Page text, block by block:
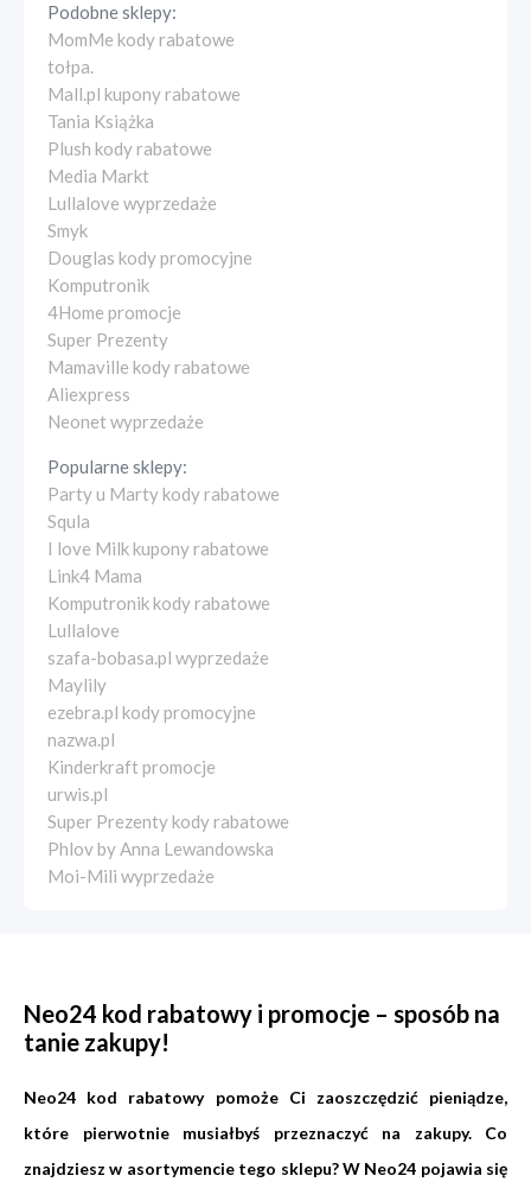
Podobne sklepy:
MomMe kody rabatowe
tołpa.
Mall.pl kupony rabatowe
Tania Książka
Plush kody rabatowe
Media Markt
Lullalove wyprzedaże
Smyk
Douglas kody promocyjne
Komputronik
4Home promocje
Super Prezenty
Mamaville kody rabatowe
Aliexpress
Neonet wyprzedaże
Popularne sklepy:
Party u Marty kody rabatowe
Squla
I love Milk kupony rabatowe
Link4 Mama
Komputronik kody rabatowe
Lullalove
szafa-bobasa.pl wyprzedaże
Maylily
ezebra.pl kody promocyjne
nazwa.pl
Kinderkraft promocje
urwis.pl
Super Prezenty kody rabatowe
Phlov by Anna Lewandowska
Moi-Mili wyprzedaże
Neo24 kod rabatowy i promocje – sposób na
tanie zakupy!
Neo24 kod rabatowy pomoże Ci zaoszczędzić pieniądze,
które pierwotnie musiałbyś przeznaczyć na zakupy. Co
znajdziesz w asortymencie tego sklepu? W Neo24 pojawia się